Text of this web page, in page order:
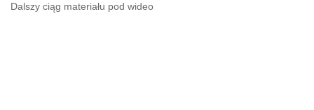
Dalszy ciąg materiału pod wideo